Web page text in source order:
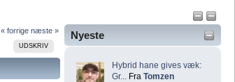
Nyeste
Hybrid hane gives væk:
Gr... Fra Tomzen
« forrige næste »
UDSKRIV